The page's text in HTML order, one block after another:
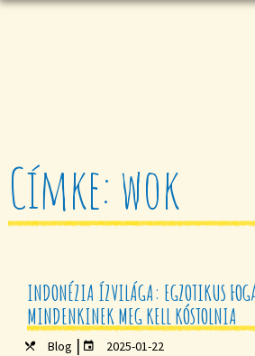
Címke: wok
INDONÉZIA ÍZVILÁGA: EGZOTIKUS
MINDENKINEK MEG KELL KÓSTOLNIA
Blog | 2025-01-22